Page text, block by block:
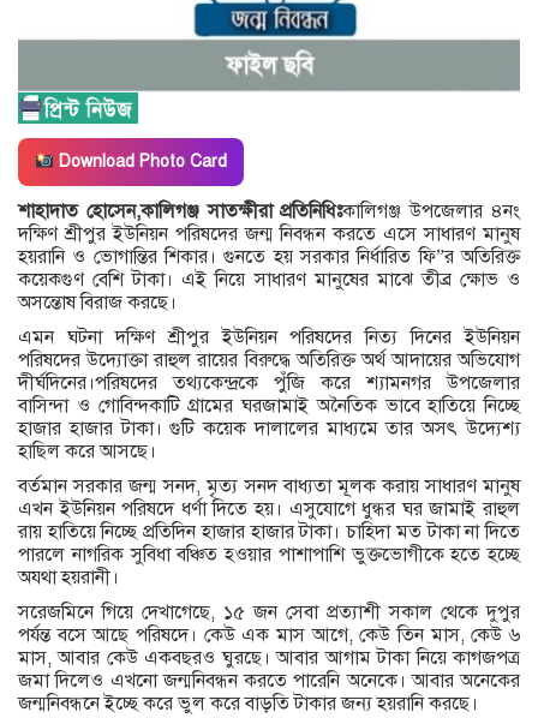
Download Photo Card
শাহাদাত হোসেন,কালিগঞ্জ সাতক্ষীরা প্রতিনিধিঃকালিগঞ্জ উপজেলার ৪নং
দক্ষিণ শ্রীপুর ইউনিয়ন পরিষদের জন্ম নিবন্ধন করতে এসে সাধারণ মানুষ
হয়রানি ও ভোগান্তির শিকার। গুনতে হয় সরকার নির্ধারিত ফি”র অতিরিক্ত
কয়েকগুণ বেশি টাকা। এই নিয়ে সাধারণ মানুষের মাঝে তীব্র ক্ষোভ ও
অসন্তোষ বিরাজ করছে।
এমন ঘটনা দক্ষিণ শ্রীপুর ইউনিয়ন পরিষদের নিত্য দিনের ইউনিয়ন
পরিষদের উদ্যোক্তা রাহুল রায়ের বিরুদ্ধে অতিরিক্ত অর্থ আদায়ের অভিযোগ
দীর্ঘদিনের।পরিষদের তথ্যকেন্দ্রকে পুঁজি করে শ্যামনগর উপজেলার
বাসিন্দা ও গোবিন্দকাটি গ্রামের ঘরজামাই অনৈতিক ভাবে হাতিয়ে নিচ্ছে
হাজার হাজার টাকা। গুটি কয়েক দালালের মাধ্যমে তার অসৎ উদ্যেশ্য
হাছিল করে আসছে।
বর্তমান সরকার জন্ম সনদ, মৃত্য সনদ বাধ্যতা মূলক করায় সাধারণ মানুষ
এখন ইউনিয়ন পরিষদে ধর্ণা দিতে হয়। এসুযোগে ধুন্ধর ঘর জামাই রাহুল
রায় হাতিয়ে নিচ্ছে প্রতিদিন হাজার হাজার টাকা। চাহিদা মত টাকা না দিতে
পারলে নাগরিক সুবিধা বঞ্চিত হওয়ার পাশাপাশি ভুক্তভোগীকে হতে হচ্ছে
অযথা হয়রানী।
সরেজমিনে গিয়ে দেখাগেছে, ১৫ জন সেবা প্রত্যাশী সকাল থেকে দুপুর
পর্যন্ত বসে আছে পরিষদে। কেউ এক মাস আগে, কেউ তিন মাস, কেউ ৬
মাস, আবার কেউ একবছরও ঘুরছে। আবার আগাম টাকা নিয়ে কাগজপত্র
জমা দিলেও এখনো জন্মনিবন্ধন করতে পারেনি অনেকে। আবার অনেকের
জন্মনিবন্ধনে ইচ্ছে করে ভুল করে বাড়তি টাকার জন্য হয়রানি করছে।